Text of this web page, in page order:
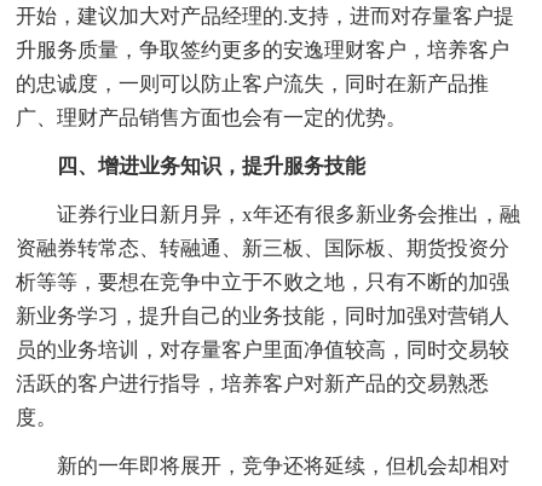
开始，建议加大对产品经理的.支持，进而对存量客户提
升服务质量，争取签约更多的安逸理财客户，培养客户
的忠诚度，一则可以防止客户流失，同时在新产品推
广、理财产品销售方面也会有一定的优势。
四、增进业务知识，提升服务技能
证券行业日新月异，x年还有很多新业务会推出，融
资融券转常态、转融通、新三板、国际板、期货投资分
析等等，要想在竞争中立于不败之地，只有不断的加强
新业务学习，提升自己的业务技能，同时加强对营销人
员的业务培训，对存量客户里面净值较高，同时交易较
活跃的客户进行指导，培养客户对新产品的交易熟悉
度。
新的一年即将展开，竞争还将延续，但机会却相对